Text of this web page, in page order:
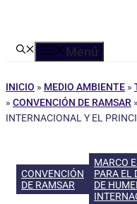
Menú
INICIO » MEDIO AMBIENTE »
» CONVENCIÓN DE RAMSAR »
INTERNACIONAL Y EL
CONVENCIÓN
DE RAMSAR
MARCO
PARA EL
DE